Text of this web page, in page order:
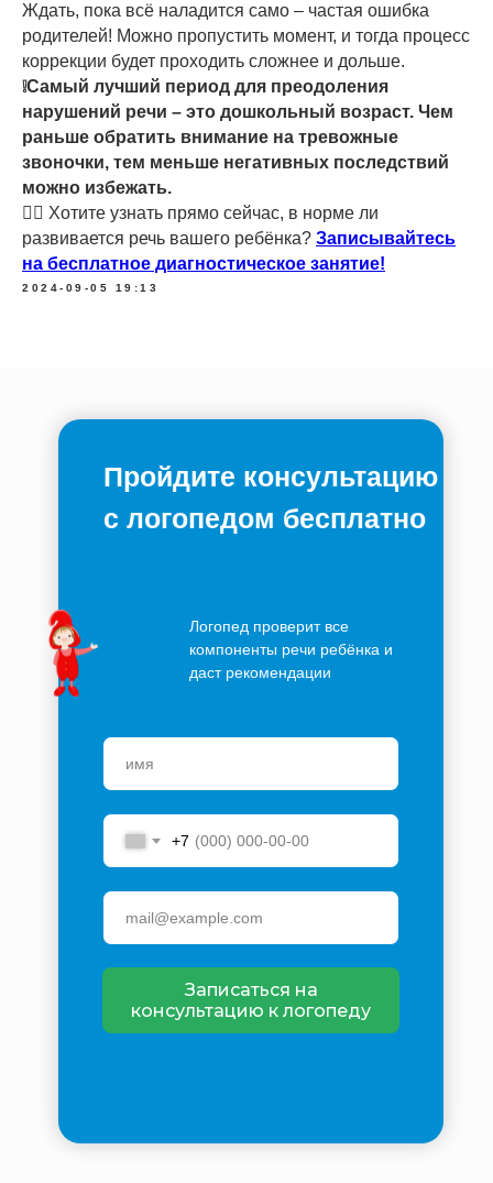
Ждать, пока всё наладится само – частая ошибка
родителей! Можно пропустить момент, и тогда процесс
коррекции будет проходить сложнее и дольше.
❕Самый лучший период для преодоления
нарушений речи – это дошкольный возраст. Чем
раньше обратить внимание на тревожные
звоночки, тем меньше негативных последствий
можно избежать.
👉🏻 Хотите узнать прямо сейчас, в норме ли
развивается речь вашего ребёнка? Записывайтесь
на бесплатное диагностическое занятие!
2024-09-05 19:13
Пройдите консультацию
с логопедом бесплатно
+7
Записаться на
консультацию к логопеду
Логопед проверит все
компоненты речи ребёнка и
даст рекомендации